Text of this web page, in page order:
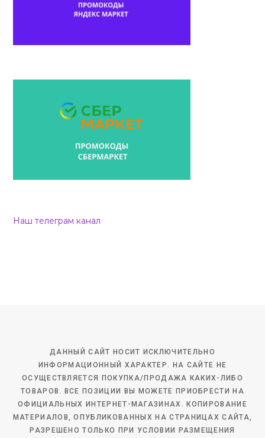
Наш телеграм канал
ДАННЫЙ САЙТ НОСИТ ИСКЛЮЧИТЕЛЬНО
ИНФОРМАЦИОННЫЙ ХАРАКТЕР. НА САЙТЕ НЕ
ОСУЩЕСТВЛЯЕТСЯ ПОКУПКА/ПРОДАЖА КАКИХ-ЛИБО
ТОВАРОВ. ВСЕ ПОЗИЦИИ ВЫ МОЖЕТЕ ПРИОБРЕСТИ НА
ОФИЦИАЛЬНЫХ ИНТЕРНЕТ-МАГАЗИНАХ. КОПИРОВАНИЕ
МАТЕРИАЛОВ, ОПУБЛИКОВАННЫХ НА СТРАНИЦАХ САЙТА,
РАЗРЕШЕНО ТОЛЬКО ПРИ УСЛОВИИ РАЗМЕЩЕНИЯ